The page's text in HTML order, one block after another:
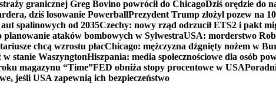
granicznej Greg Bovino powrócił do ChicagoDziś orędzie do
dziś losowanie PowerballPrezydent Trump złożył pozew na
spalinowych od 2035Czechy: nowy rząd odrzucił ETS2 i pakt
ataków bombowych w SylwestraUSA: morderstwo
chcą wzrostu płacChicago: mężczyzna dźgnięty nożem w
stanie WaszyngtonHiszpania: media społecznościowe dla osób
magazynu “Time”FED obniża stopy procentowe w USA
jeśli USA zapewnią ich bezpieczeństwo